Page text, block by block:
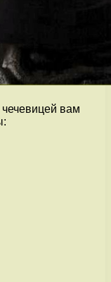
вам